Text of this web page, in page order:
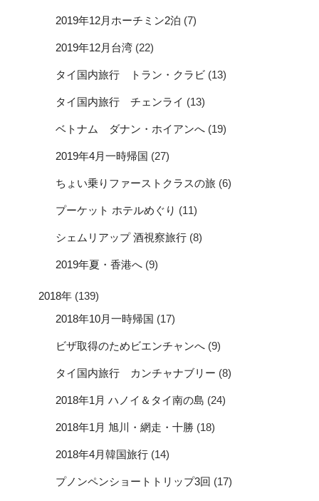
2019年12月ホーチミン2泊 (7)
2019年12月台湾 (22)
タイ国内旅行 トラン・クラビ (13)
タイ国内旅行 チェンライ (13)
ベトナム ダナン・ホイアンへ (19)
2019年4月一時帰国 (27)
ちょい乗りファーストクラスの旅 (6)
プーケット ホテルめぐり (11)
シェムリアップ 酒視察旅行 (8)
2019年夏・香港へ (9)
2018年 (139)
2018年10月一時帰国 (17)
ビザ取得のためビエンチャンへ (9)
タイ国内旅行 カンチャナブリー (8)
2018年1月 ハノイ＆タイ南の島 (24)
2018年1月 旭川・網走・十勝 (18)
2018年4月韓国旅行 (14)
プノンペンショートトリップ3回 (17)